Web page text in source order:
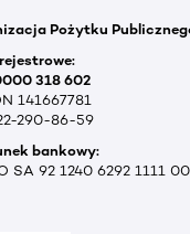
Pożytku
318 602
141667781
290-86-59
bankowy:
SA 92 1240 6292 1111